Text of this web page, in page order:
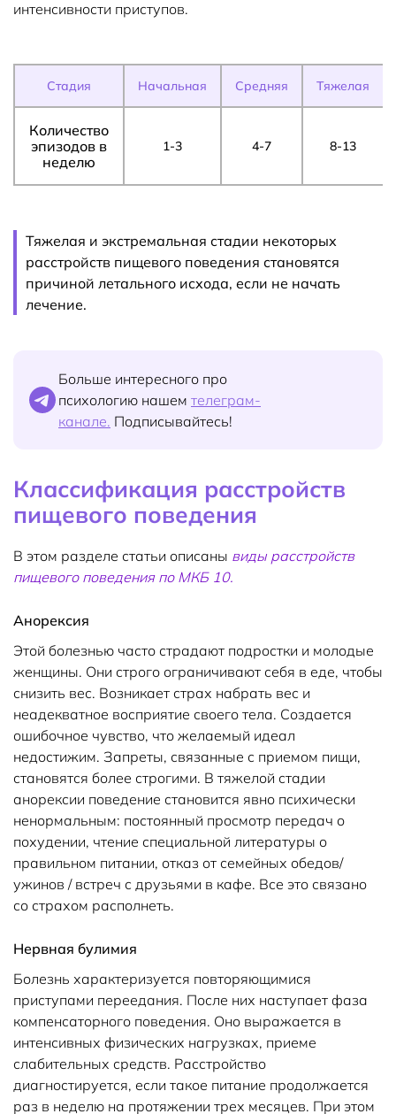
интенсивности приступов.
Стадия Начальная Средняя Тяжелая
Количество
эпизодов в
неделю
1-3 4-7 8-13
Тяжелая и экстремальная стадии некоторых
расстройств пищевого поведения становятся
причиной летального исхода, если не начать
лечение.
Больше интересного про
психологию нашем телеграм-
канале. Подписывайтесь!
Классификация расстройств
пищевого поведения
В этом разделе статьи описаны виды расстройств
пищевого поведения по МКБ 10.
Анорексия
Этой болезнью часто страдают подростки и молодые
женщины. Они строго ограничивают себя в еде, чтобы
снизить вес. Возникает страх набрать вес и
неадекватное восприятие своего тела. Создается
ошибочное чувство, что желаемый идеал
недостижим. Запреты, связанные с приемом пищи,
становятся более строгими. В тяжелой стадии
анорексии поведение становится явно психически
ненормальным: постоянный просмотр передач о
похудении, чтение специальной литературы о
правильном питании, отказ от семейных обедов/
ужинов / встреч с друзьями в кафе. Все это связано
со страхом располнеть.
Нервная булимия
Болезнь характеризуется повторяющимися
приступами переедания. После них наступает фаза
компенсаторного поведения. Оно выражается в
интенсивных физических нагрузках, приеме
слабительных средств. Расстройство
диагностируется, если такое питание продолжается
раз в неделю на протяжении трех месяцев. При этом